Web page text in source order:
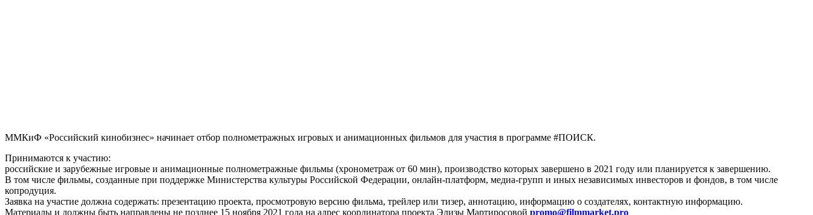
ММКиФ «Российский кинобизнес» начинает отбор полнометражных игровых и анимационных фильмов для участия в программе #ПОИСК.
Принимаются к участию:
российские и зарубежные игровые и анимационные полнометражные фильмы (хронометраж от 60 мин), производство которых завершено в 2021 году или планируется к завершению.
В том числе фильмы, созданные при поддержке Министерства культуры Российской Федерации, онлайн-платформ, медиа-групп и иных независимых инвесторов и фондов, в том числе
копродуция.
Заявка на участие должна содержать: презентацию проекта, просмотровую версию фильма, трейлер или тизер, аннотацию, информацию о создателях, контактную информацию.
Материалы и должны быть направлены не позднее 15 ноября 2021 года на адрес координатора проекта Элизы Мартиросовой promo@filmmarket.pro